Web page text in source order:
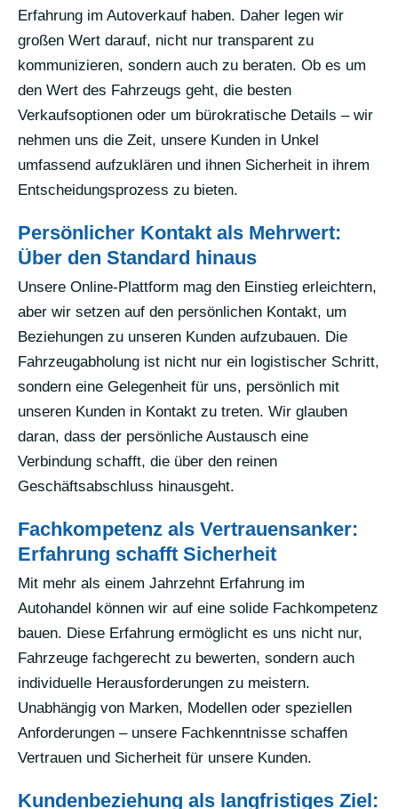
Erfahrung im Autoverkauf haben. Daher legen wir
großen Wert darauf, nicht nur transparent zu
kommunizieren, sondern auch zu beraten. Ob es um
den Wert des Fahrzeugs geht, die besten
Verkaufsoptionen oder um bürokratische Details – wir
nehmen uns die Zeit, unsere Kunden in Unkel
umfassend aufzuklären und ihnen Sicherheit in ihrem
Entscheidungsprozess zu bieten.
Persönlicher Kontakt als Mehrwert:
Über den Standard hinaus
Unsere Online-Plattform mag den Einstieg erleichtern,
aber wir setzen auf den persönlichen Kontakt, um
Beziehungen zu unseren Kunden aufzubauen. Die
Fahrzeugabholung ist nicht nur ein logistischer Schritt,
sondern eine Gelegenheit für uns, persönlich mit
unseren Kunden in Kontakt zu treten. Wir glauben
daran, dass der persönliche Austausch eine
Verbindung schafft, die über den reinen
Geschäftsabschluss hinausgeht.
Fachkompetenz als Vertrauensanker:
Erfahrung schafft Sicherheit
Mit mehr als einem Jahrzehnt Erfahrung im
Autohandel können wir auf eine solide Fachkompetenz
bauen. Diese Erfahrung ermöglicht es uns nicht nur,
Fahrzeuge fachgerecht zu bewerten, sondern auch
individuelle Herausforderungen zu meistern.
Unabhängig von Marken, Modellen oder speziellen
Anforderungen – unsere Fachkenntnisse schaffen
Vertrauen und Sicherheit für unsere Kunden.
Kundenbeziehung als langfristiges Ziel: